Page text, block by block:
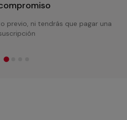
previo, ni tendrás que pagar una